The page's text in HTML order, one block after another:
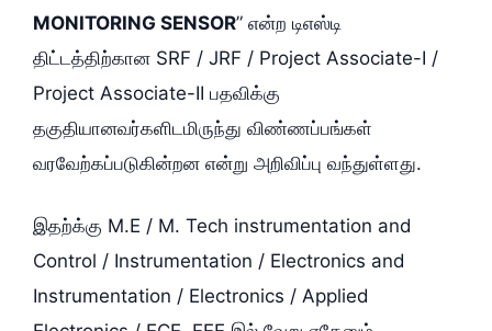
MONITORING SENSOR” என்ற டிஎஸ்டி
திட்டத்திற்கான SRF / JRF / Project Associate-I /
Project Associate-II பதவிக்கு
தகுதியானவர்களிடமிருந்து விண்ணப்பங்கள்
வரவேற்கப்படுகின்றன என்று அறிவிப்பு வந்துள்ளது.
இதற்க்கு M.E / M. Tech instrumentation and
Control / Instrumentation / Electronics and
Instrumentation / Electronics / Applied